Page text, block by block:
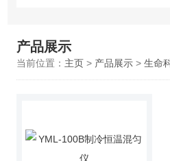
产品展示
当前位置： 主页> 产品展示> 生命